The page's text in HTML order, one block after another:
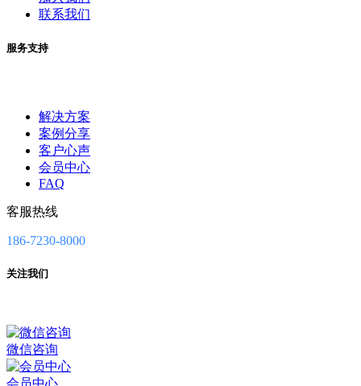
联系我们
服务支持
解决方案
案例分享
客户心声
会员中心
FAQ
客服热线
186-7230-8000
关注我们
微信咨询
会员中心